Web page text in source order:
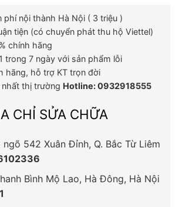
phí nội thành Hà Nội ( 3 triệu )
tiện (có chuyển phát thu hộ Viettel)
chính hãng
trong 7 ngày với sản phẩm lỗi
hãng, hỗ trợ KT trọn đời
nhất thị trường Hotline: 0932918555
CHỈ SỬA CHỮA
ngõ 542 Xuân Đỉnh, Q. Bắc Từ Liêm
Bình Mộ Lao, Hà Đông, Hà Nội